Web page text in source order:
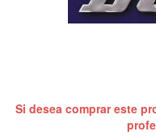
Si desea comprar este